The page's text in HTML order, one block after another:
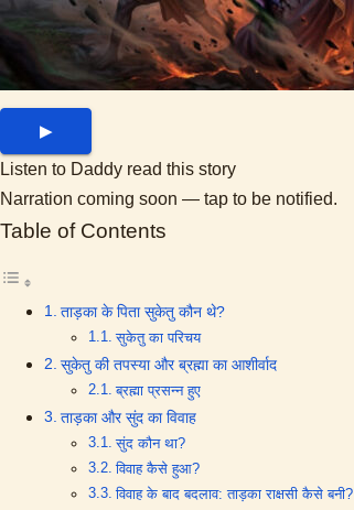
▶
Listen to Daddy read this story
Narration coming soon — tap to be notified.
Table of Contents
ताड़का के पिता सुकेतु कौन थे?
सुकेतु का परिचय
सुकेतु की तपस्या और ब्रह्मा का आशीर्वाद
ब्रह्मा प्रसन्न हुए
ताड़का और सुंद का विवाह
सुंद कौन था?
विवाह कैसे हुआ?
विवाह के बाद बदलाव: ताड़का राक्षसी कैसे बनी?